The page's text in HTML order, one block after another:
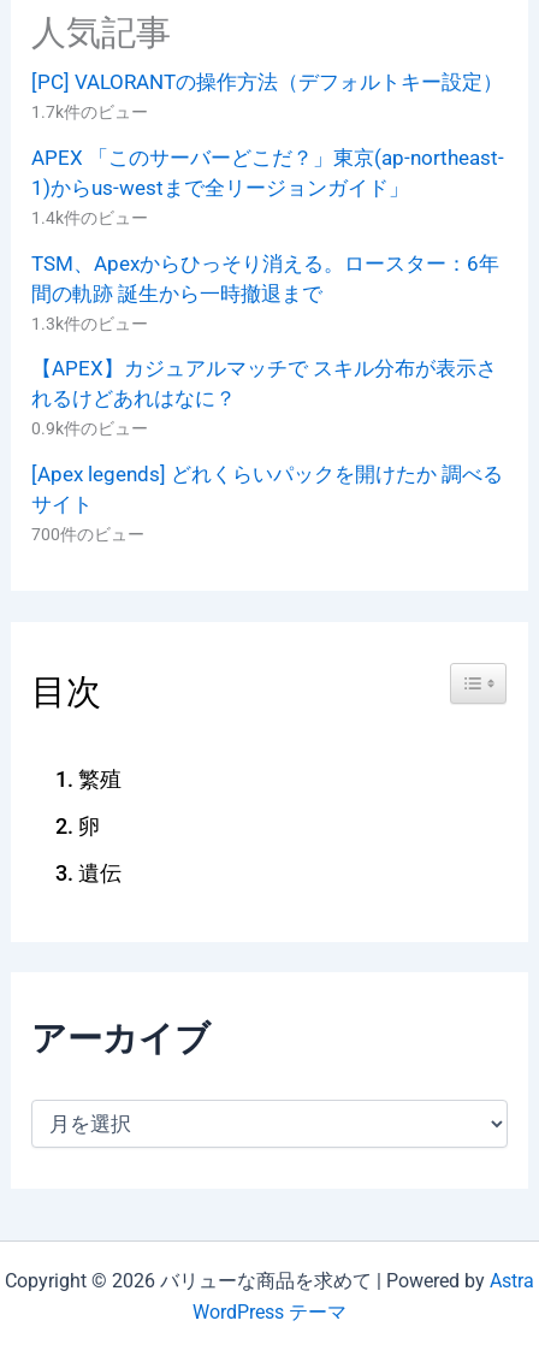
人気記事
[PC] VALORANTの操作方法（デフォルトキー設定）
1.7k件のビュー
APEX 「このサーバーどこだ？」東京(ap-northeast-
1)からus-westまで全リージョンガイド」
1.4k件のビュー
TSM、Apexからひっそり消える。ロースター：6年
間の軌跡 誕生から一時撤退まで
1.3k件のビュー
【APEX】カジュアルマッチで スキル分布が表示さ
れるけどあれはなに？
0.9k件のビュー
[Apex legends] どれくらいパックを開けたか 調べる
サイト
700件のビュー
目次 Toggle
繁殖
卵
遺伝
アーカイブ
Copyright © 2026 バリューな商品を求めて | Powered by Astra
WordPress テーマ